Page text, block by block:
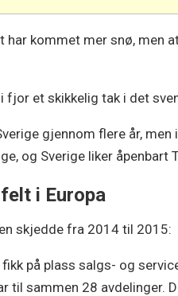
har kommet mer snø, men
fjor et skikkelig tak i det
gjennom flere år,
og Sverige liker
i Europa
skjedde fra 2014 til 2015:
fikk på plass salgs- og
til sammen 28 avdelinger.